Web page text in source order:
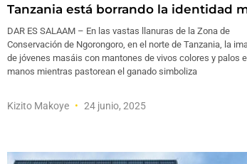
Tanzania está borrando la identidad
DAR ES SALAAM – En las vastas llanuras de la Zona de
Conservación de Ngorongoro, en el norte de Tanzania, la
de jóvenes masáis con mantones de vivos colores y palos
manos mientras pastorean el ganado simboliza
Kizito Makoye 24 junio, 2025